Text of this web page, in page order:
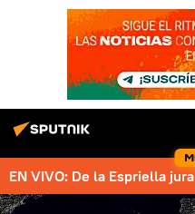
EN VIVO: De la Espriella